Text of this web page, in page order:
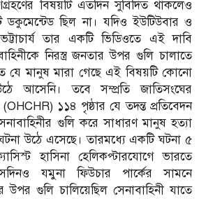
বিষয়টি এতদিন সুবিদিত থাকলেও
ডকুমেন্টেড ছিল না। যদিও ইউটিউবার ও
ভট্টাচার্য তার একটি ভিডিওতে এই দাবি
নিরস্ত্র জনতার উপর গুলি চালাতে
যে মানুষ মারা গেছে এই বিষয়টি কোনো
আসেনি। তবে সম্প্রতি জাতিসংঘের
১১৪ পৃষ্ঠার যে তদন্ত প্রতিবেদন
গুলি করে সাধারণ মানুষ হত্যা
উঠে এসেছে। তারমধ্যে একটি ঘটনা ৫
হাসিনা হেলিকপ্টারযোগে ভারতে
যমুনা ফিউচার পার্কের সামনে
গুলি চালিয়েছিল সেনাবাহিনী যাতে